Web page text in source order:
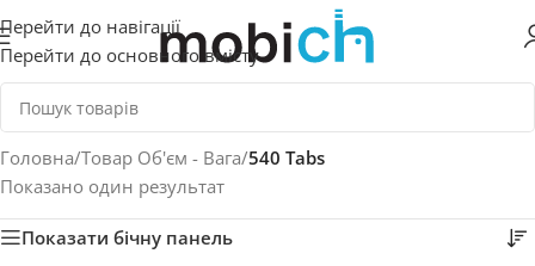
Перейти до навігації
Перейти до основного вмісту
Головна/Товар Об'єм - Вага/540 Tabs
Показано один результат
Показати бічну панель